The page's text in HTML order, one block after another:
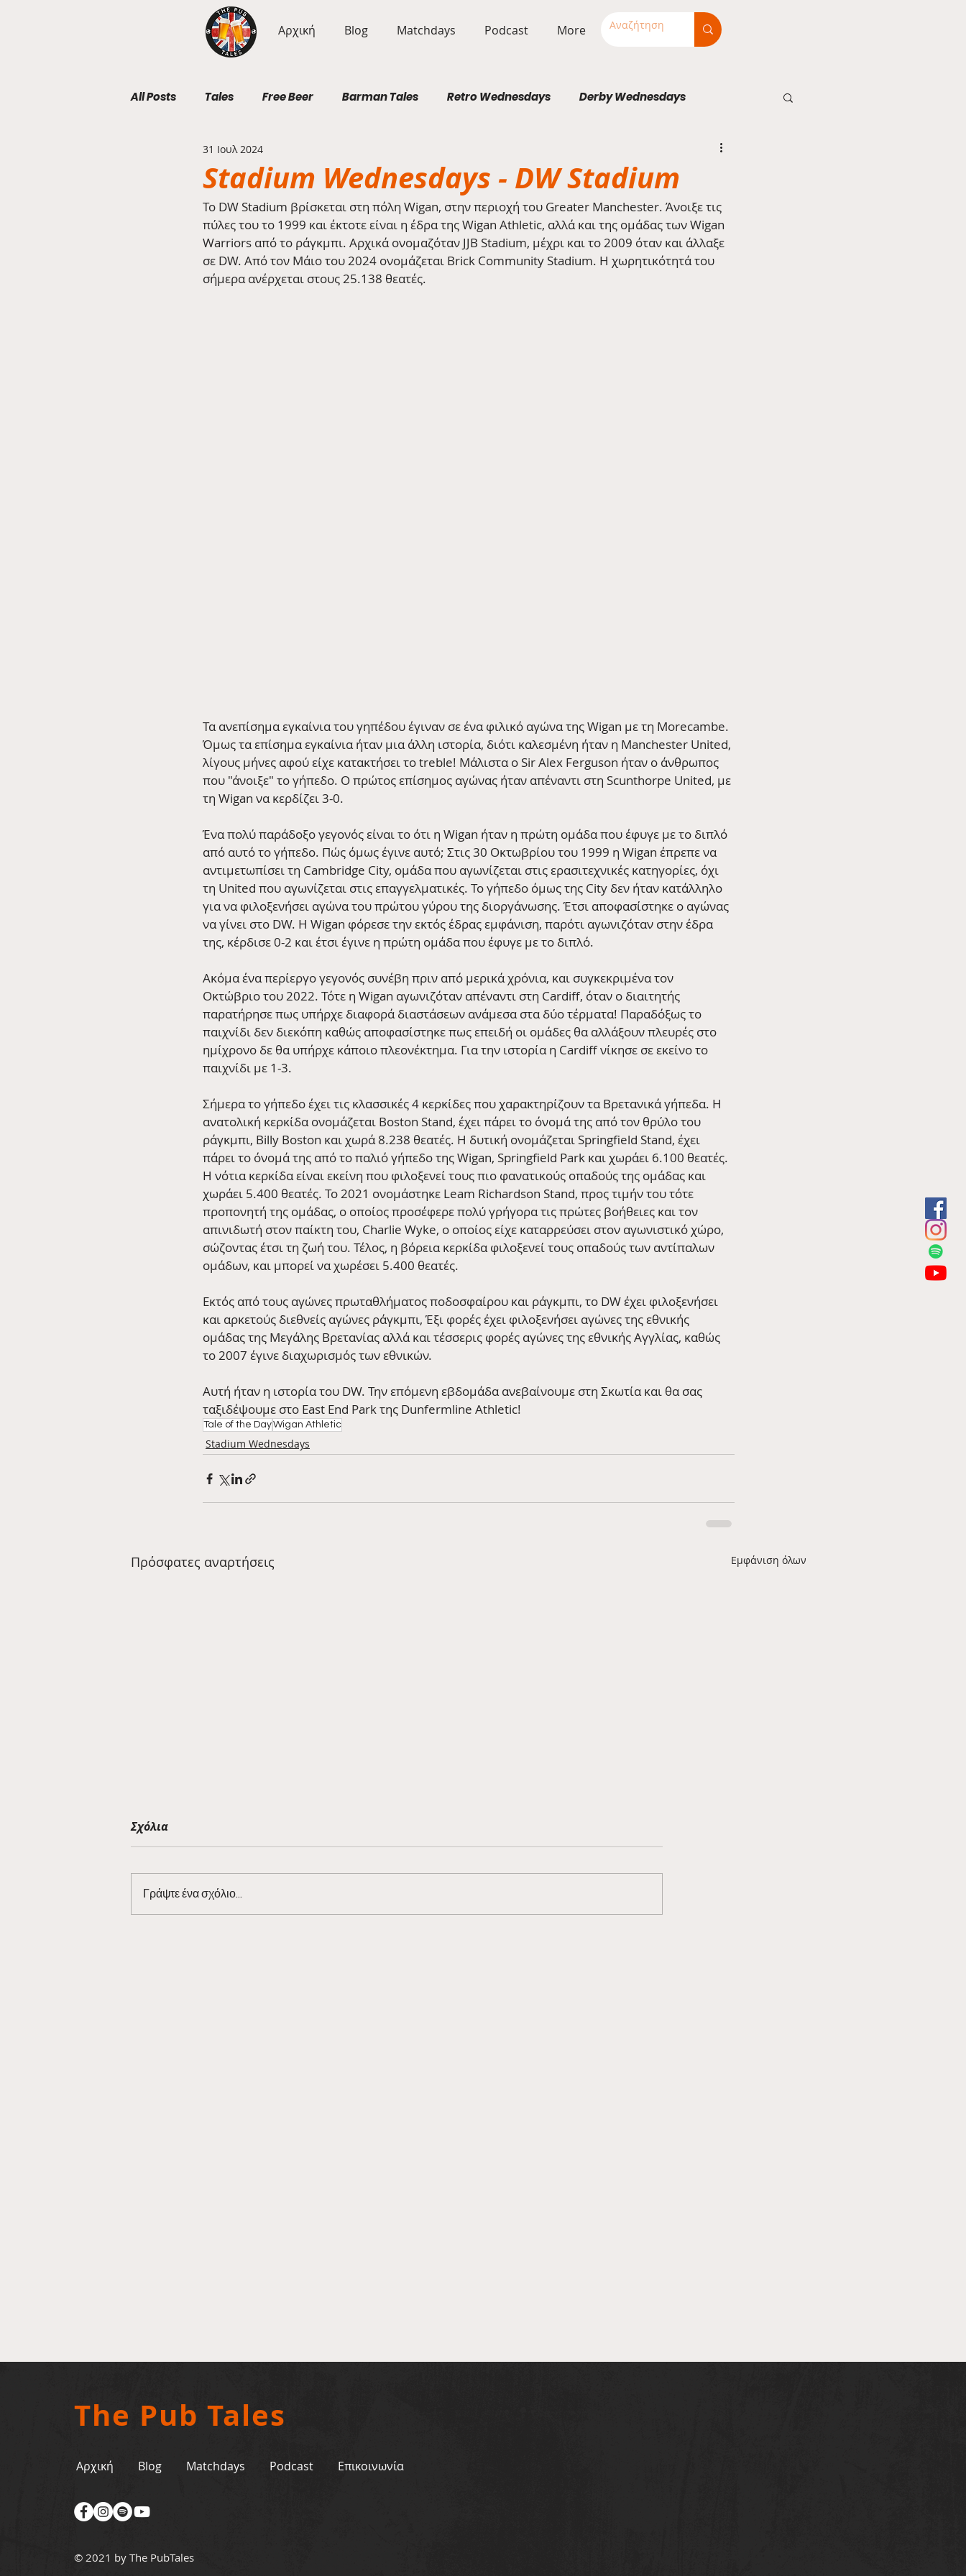
Αρχική Blog Matchdays Podcast More
All Posts Tales Free Beer Barman Tales Retro Wednesdays Derby Wednesdays
Geography Wednesdays
Stadium Wednesdays - DW Stadium
31 Ιουλ 2024
Το DW Stadium βρίσκεται στη πόλη Wigan, στην περιοχή του Greater Manchester. Άνοιξε τις
πύλες του το 1999 και έκτοτε είναι η έδρα της Wigan Athletic, αλλά και της ομάδας των Wigan
Warriors από το ράγκμπι. Αρχικά ονομαζόταν JJB Stadium, μέχρι και το 2009 όταν και άλλαξε
σε DW. Από τον Μάιο του 2024 ονομάζεται Brick Community Stadium. Η χωρητικότητά του
σήμερα ανέρχεται στους 25.138 θεατές.
Τα ανεπίσημα εγκαίνια του γηπέδου έγιναν σε ένα φιλικό αγώνα της Wigan με τη Morecambe.
Όμως τα επίσημα εγκαίνια ήταν μια άλλη ιστορία, διότι καλεσμένη ήταν η Manchester United,
λίγους μήνες αφού είχε κατακτήσει το treble! Μάλιστα ο Sir Alex Ferguson ήταν ο άνθρωπος
που "άνοιξε" το γήπεδο. Ο πρώτος επίσημος αγώνας ήταν απέναντι στη Scunthorpe United, με
τη Wigan να κερδίζει 3-0.
Ένα πολύ παράδοξο γεγονός είναι το ότι η Wigan ήταν η πρώτη ομάδα που έφυγε με το διπλό
από αυτό το γήπεδο. Πώς όμως έγινε αυτό; Στις 30 Οκτωβρίου του 1999 η Wigan έπρεπε να
αντιμετωπίσει τη Cambridge City, ομάδα που αγωνίζεται στις ερασιτεχνικές κατηγορίες, όχι
τη United που αγωνίζεται στις επαγγελματικές. Το γήπεδο όμως της City δεν ήταν κατάλληλο
για να φιλοξενήσει αγώνα του πρώτου γύρου της διοργάνωσης. Έτσι αποφασίστηκε ο αγώνας
να γίνει στο DW. Η Wigan φόρεσε την εκτός έδρας εμφάνιση, παρότι αγωνιζόταν στην έδρα
της, κέρδισε 0-2 και έτσι έγινε η πρώτη ομάδα που έφυγε με το διπλό.
Ακόμα ένα περίεργο γεγονός συνέβη πριν από μερικά χρόνια, και συγκεκριμένα τον
Οκτώβριο του 2022. Τότε η Wigan αγωνιζόταν απέναντι στη Cardiff, όταν ο διαιτητής
παρατήρησε πως υπήρχε διαφορά διαστάσεων ανάμεσα στα δύο τέρματα! Παραδόξως το
παιχνίδι δεν διεκόπη καθώς αποφασίστηκε πως επειδή οι ομάδες θα αλλάξουν πλευρές στο
ημίχρονο δε θα υπήρχε κάποιο πλεονέκτημα. Για την ιστορία η Cardiff νίκησε σε εκείνο το
παιχνίδι με 1-3.
Σήμερα το γήπεδο έχει τις κλασσικές 4 κερκίδες που χαρακτηρίζουν τα Βρετανικά γήπεδα. Η
ανατολική κερκίδα ονομάζεται Boston Stand, έχει πάρει το όνομά της από τον θρύλο του
ράγκμπι, Billy Boston και χωρά 8.238 θεατές. Η δυτική ονομάζεται Springfield Stand, έχει
πάρει το όνομά της από το παλιό γήπεδο της Wigan, Springfield Park και χωράει 6.100 θεατές.
Η νότια κερκίδα είναι εκείνη που φιλοξενεί τους πιο φανατικούς οπαδούς της ομάδας και
χωράει 5.400 θεατές. Το 2021 ονομάστηκε Leam Richardson Stand, προς τιμήν του τότε
προπονητή της ομάδας, ο οποίος προσέφερε πολύ γρήγορα τις πρώτες βοήθειες και τον
απινιδωτή στον παίκτη του, Charlie Wyke, ο οποίος είχε καταρρεύσει στον αγωνιστικό χώρο,
σώζοντας έτσι τη ζωή του. Τέλος, η βόρεια κερκίδα φιλοξενεί τους οπαδούς των αντίπαλων
ομάδων, και μπορεί να χωρέσει 5.400 θεατές.
Εκτός από τους αγώνες πρωταθλήματος ποδοσφαίρου και ράγκμπι, το DW έχει φιλοξενήσει
και αρκετούς διεθνείς αγώνες ράγκμπι, Έξι φορές έχει φιλοξενήσει αγώνες της εθνικής
ομάδας της Μεγάλης Βρετανίας αλλά και τέσσερις φορές αγώνες της εθνικής Αγγλίας, καθώς
το 2007 έγινε διαχωρισμός των εθνικών.
Αυτή ήταν η ιστορία του DW. Την επόμενη εβδομάδα ανεβαίνουμε στη Σκωτία και θα σας
ταξιδέψουμε στο East End Park της Dunfermline Athletic!
Tale of the DayWigan Athletic
Stadium Wednesdays
Πρόσφατες αναρτήσεις Εμφάνιση όλων
Σχόλια
Γράψτε ένα σχόλιο...
The Pub Tales
Αρχική Blog Matchdays Podcast Επικοινωνία
© 2021 by The PubTales